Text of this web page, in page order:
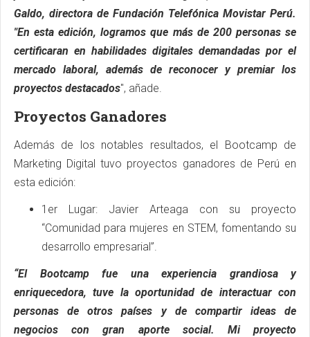
Galdo, directora de Fundación Telefónica Movistar Perú.
"En esta edición, logramos que más de 200 personas se
certificaran en habilidades digitales demandadas por el
mercado laboral, además de reconocer y premiar los
proyectos destacados", añade.
Proyectos Ganadores
Además de los notables resultados, el Bootcamp de
Marketing Digital tuvo proyectos ganadores de Perú en
esta edición:
1er Lugar: Javier Arteaga con su proyecto
“Comunidad para mujeres en STEM, fomentando su
desarrollo empresarial”.
“El Bootcamp fue una experiencia grandiosa y
enriquecedora, tuve la oportunidad de interactuar con
personas de otros países y de compartir ideas de
negocios con gran aporte social. Mi proyecto